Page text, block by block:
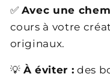
✅ Avec une
cours à votre
originaux.
💡 À éviter : des